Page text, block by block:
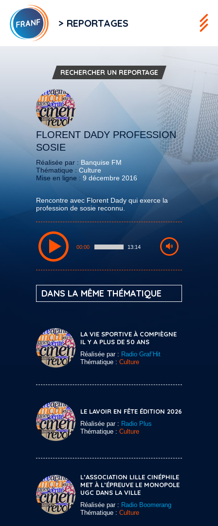
> REPORTAGES
RECHERCHER UN REPORTAGE
FLORENT DADY PROFESSION
SOSIE
Réalisée par : Banquise FM
Thématique : Culture
Mise en ligne : 9 décembre 2016
Rencontre avec Florent Dady qui exerce la
profession de sosie reconnu.
00:00 13:14
DANS LA MÊME THÉMATIQUE
LA VIE SPORTIVE À COMPIÈGNE
IL Y A PLUS DE 50 ANS
Réalisée par : Radio Graf’Hit
Thématique : Culture
LE LAVOIR EN FÊTE ÉDITION 2026
Réalisée par : Radio Plus
Thématique : Culture
L’ASSOCIATION LILLE CINÉPHILE
MET À L’ÉPREUVE LE MONOPOLE
UGC DANS LA VILLE
Réalisée par : Radio Boomerang
Thématique : Culture